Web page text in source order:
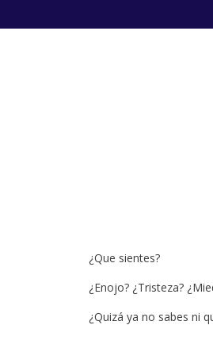
¿Que sientes?
¿Enojo? ¿Tristeza?
¿Quizá ya no sabes ni